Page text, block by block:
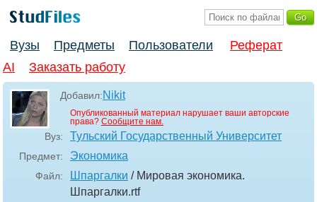
Вузы Предметы Пользователи
Реферат
AI
Заказать работу
Добавил:Nikit
Опубликованный материал нарушает ваши авторские
права? Сообщите нам.
Вуз: Тульский Государственный Университет
Предмет: Экономика
Файл: Шпаргалки / Мировая экономика.
Шпаргалки.rtf